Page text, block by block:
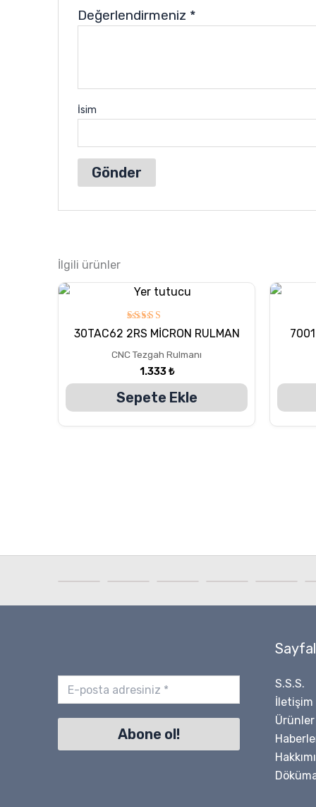
Değerlendirmeniz *
İsim
İlgili ürünler
5
üzerinden
oy aldı
30TAC62 2RS MİCRON RULMAN
CNC Tezgah Rulmanı
1.333₺
Sepete Ekle
S.S.S.
İletişim
Ürünler